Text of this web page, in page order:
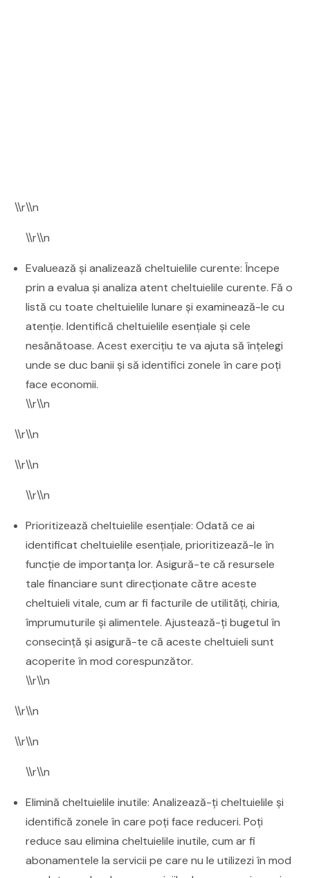
\\r\\n
\\r\\n
Evaluează și analizează cheltuielile curente: Începe
prin a evalua și analiza atent cheltuielile curente. Fă o
listă cu toate cheltuielile lunare și examinează-le cu
atenție. Identifică cheltuielile esențiale și cele
nesănătoase. Acest exercițiu te va ajuta să înțelegi
unde se duc banii și să identifici zonele în care poți
face economii.
\\r\\n
\\r\\n
\\r\\n
\\r\\n
Prioritizează cheltuielile esențiale: Odată ce ai
identificat cheltuielile esențiale, prioritizează-le în
funcție de importanța lor. Asigură-te că resursele
tale financiare sunt direcționate către aceste
cheltuieli vitale, cum ar fi facturile de utilități, chiria,
împrumuturile și alimentele. Ajustează-ți bugetul în
consecință și asigură-te că aceste cheltuieli sunt
acoperite în mod corespunzător.
\\r\\n
\\r\\n
\\r\\n
\\r\\n
Elimină cheltuielile inutile: Analizează-ți cheltuielile și
identifică zonele în care poți face reduceri. Poți
reduce sau elimina cheltuielile inutile, cum ar fi
abonamentele la servicii pe care nu le utilizezi în mod